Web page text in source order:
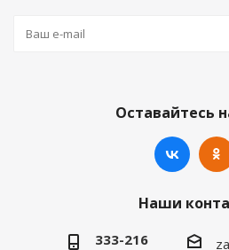
Оставайтесь
Наши
333-216